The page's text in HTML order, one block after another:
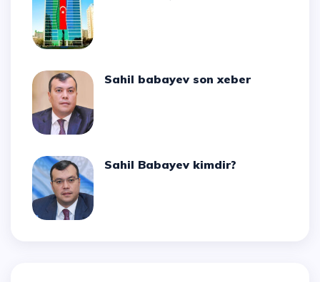
Sahil babayev son xeber
Sahil Babayev kimdir?